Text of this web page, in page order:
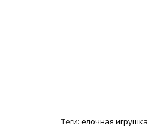
Теги: елочная игрушка